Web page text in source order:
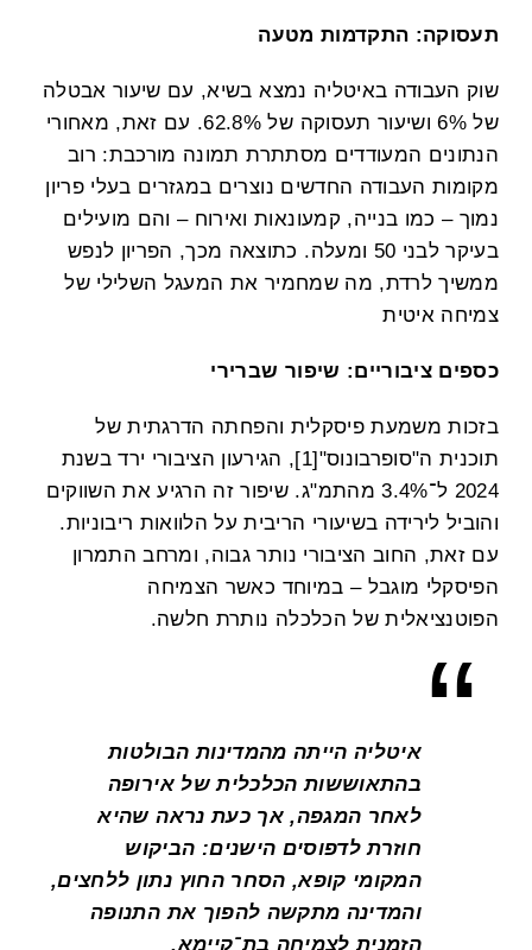
תעסוקה: התקדמות מטעה
שוק העבודה באיטליה נמצא בשיא, עם שיעור אבטלה
של 6% ושיעור תעסוקה של 62.8%. עם זאת, מאחורי
הנתונים המעודדים מסתתרת תמונה מורכבת: רוב
מקומות העבודה החדשים נוצרים במגזרים בעלי פריון
נמוך – כמו בנייה, קמעונאות ואירוח – והם מועילים
בעיקר לבני 50 ומעלה. כתוצאה מכך, הפריון לנפש
ממשיך לרדת, מה שמחמיר את המעגל השלילי של
צמיחה איטית
כספים ציבוריים: שיפור שברירי
בזכות משמעת פיסקלית והפחתה הדרגתית של
תוכנית ה"סופרבונוס"[1], הגירעון הציבורי ירד בשנת
2024 ל־3.4% מהתמ"ג. שיפור זה הרגיע את השווקים
והוביל לירידה בשיעורי הריבית על הלוואות ריבוניות.
עם זאת, החוב הציבורי נותר גבוה, ומרחב התמרון
הפיסקלי מוגבל – במיוחד כאשר הצמיחה
הפוטנציאלית של הכלכלה נותרת חלשה.
איטליה הייתה מהמדינות הבולטות
בהתאוששות הכלכלית של אירופה
לאחר המגפה, אך כעת נראה שהיא
חוזרת לדפוסים הישנים: הביקוש
המקומי קופא, הסחר החוץ נתון ללחצים,
והמדינה מתקשה להפוך את התנופה
הזמנית לצמיחה בת־קיימא.